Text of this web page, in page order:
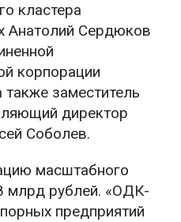
кластера
Анатолий Сердюков
корпорации
заместитель
директор
Соболев.
масштабного
млрд рублей. «ОДК-
предприятий